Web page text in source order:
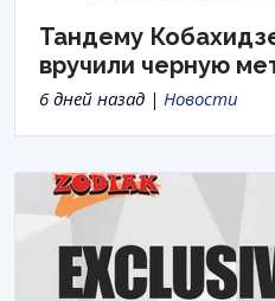
Тандему
вручили черную
6 дней назад | Новости